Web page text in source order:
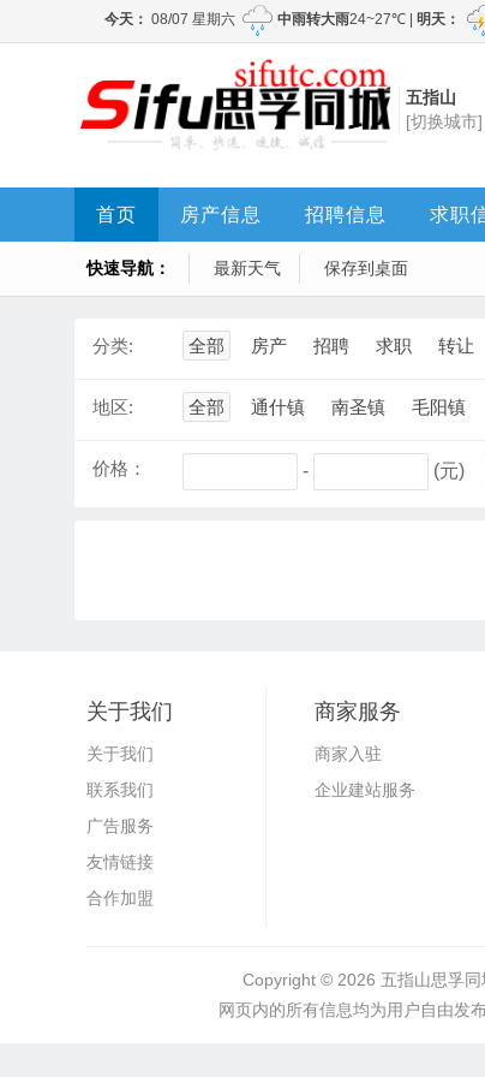
五指山
[切换城市]
首页 房产信息 招聘信息 求职
快速导航： 最新天气 保存到桌面
分类: 全部 房产 招聘 求职 转让
地区: 全部 通什镇 南圣镇 毛阳镇
价格： - (元)
关于我们
关于我们
联系我们
广告服务
友情链接
合作加盟
商家服务
商家入驻
企业建站服务
Copyright © 2026 五指山思孚同
网页内的所有信息均为用户自由发